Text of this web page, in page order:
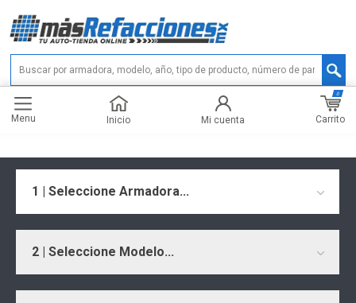
Menu Inicio Mi cuenta Carrito
0
1 | Seleccione Armadora...
2 | Seleccione Modelo...